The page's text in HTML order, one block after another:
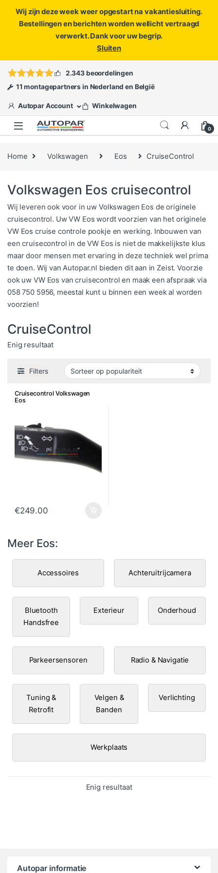
Wij zijn deze week weer opgestart na vakantiesluiting.
Bestellingen en berichten worden wellicht vertraagd
verwerkt. Dank voor uw begrip.
Sluiten
ofopen een ticket
2.343 beoordelingen
11 montagepartners in Nederland en België
Autopar Account Winkelwagen
0
Home Volkswagen Eos CruiseControl
Volkswagen Eos cruisecontrol
Wij leveren ook voor in uw Volkswagen Eos de originele
cruisecontrol. Uw VW Eos wordt voorzien van het originele
VW Eos cruise controle pookje en werking. Inbouwen van
een cruisecontrol in de VW Eos is niet de makkelijkste klus
maar door mensen met ervaring in deze techniek wel prima
te doen. Wij van Autopar.nl bieden dit aan in Zeist. Voorzie
ook uw VW Eos van cruisecontrol en maak een afspraak via
058 750 5956, meestal kunt u binnen een week al worden
voorzien!
CruiseControl
Enig resultaat
Filters
Cruisecontrol Volkswagen
Eos
€249.00
Meer Eos:
Accessoires Achteruitrijcamera
Bluetooth
Handsfree
Exterieur Onderhoud
Parkeersensoren Radio & Navigatie
Tuning &
Retrofit
Velgen &
Banden
Verlichting
Werkplaats
Enig resultaat
Autopar informatie